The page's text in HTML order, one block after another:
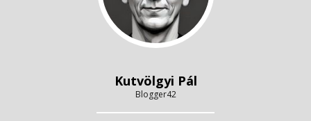
Kutvölgyi Pál
Blogger42